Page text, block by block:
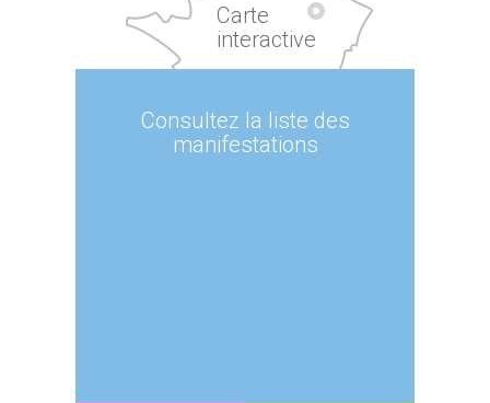
Carte
interactive
Consultez la liste des
manifestations